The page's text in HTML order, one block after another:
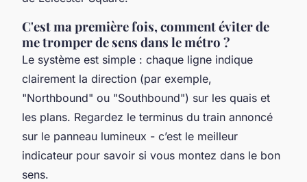
C'est ma première fois, comment éviter de
me tromper de sens dans le métro ?
Le système est simple : chaque ligne indique
clairement la direction (par exemple,
"Northbound" ou "Southbound") sur les quais et
les plans. Regardez le terminus du train annoncé
sur le panneau lumineux - c’est le meilleur
indicateur pour savoir si vous montez dans le bon
sens.